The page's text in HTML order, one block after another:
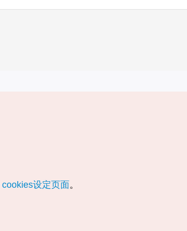
数字图书 / 电子书
定位
个人
cookies设定页面。